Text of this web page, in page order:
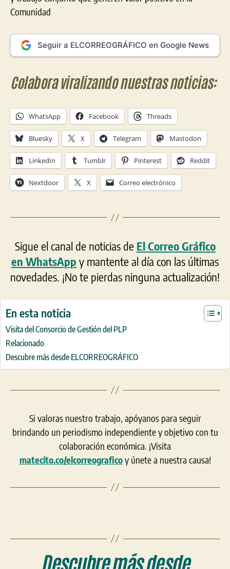
Comunidad
Seguir a ELCORREOGRÁFICO en Google News
Colabora viralizando nuestras noticias:
WhatsApp Facebook Threads
Bluesky X Telegram Mastodon
LinkedIn Tumblr Pinterest Reddit
Nextdoor X Correo electrónico
Sigue el canal de noticias de El Correo Gráfico
en WhatsApp y mantente al día con las últimas
novedades. ¡No te pierdas ninguna actualización!
En esta noticia
Visita del Consorcio de Gestión del PLP
Relacionado
Descubre más desde ELCORREOGRÁFICO
Si valoras nuestro trabajo, apóyanos para seguir
brindando un periodismo independiente y objetivo con tu
colaboración económica. ¡Visita
matecito.co/elcorreograficoy únete a nuestra causa!